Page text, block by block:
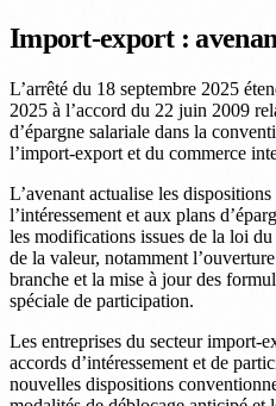
Import-export :
L’arrêté du 18 septembre 2025
2025 à l’accord du 22 juin 2009
d’épargne salariale dans la
l’import-export et du commerce
L’avenant actualise les
l’intéressement et aux plans
les modifications issues de la loi
de la valeur, notamment
branche et la mise à jour des
spéciale de participation.
Les entreprises du secteur import-
accords d’intéressement et de
nouvelles dispositions